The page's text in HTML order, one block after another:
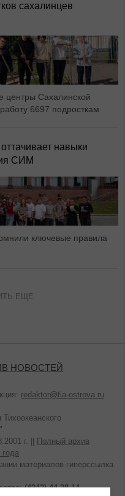
сахалинцев
центры Сахалинской
6697 подросткам
навыки
СИМ
ключевые правила
ЕЩЕ
НОВОСТЕЙ
redaktor@tia-ostrova.ru.
г. ||
Полный архив
года
материалов гиперссылка
(4242) 44-28-14.